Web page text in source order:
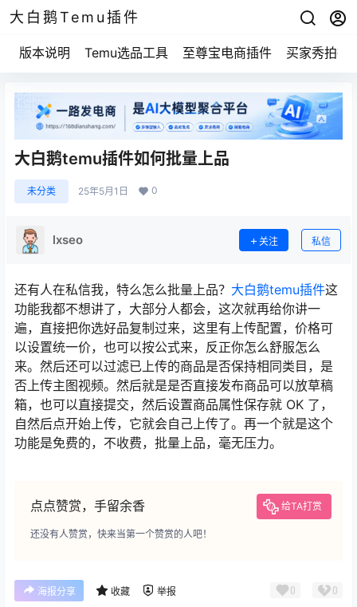
大白鹅Temu插件
版本说明 Temu选品工具 至尊宝电商插件 买家秀拍摄
大白鹅temu插件如何批量上品
未分类 25年5月1日 0
lxseo 关注 私信
还有人在私信我，特么怎么批量上品？ 大白鹅temu插件这
功能我都不想讲了，大部分人都会，这次就再给你讲一
遍，直接把你选好品复制过来，这里有上传配置，价格可
以设置统一价，也可以按公式来，反正你怎么舒服怎么
来。然后还可以过滤已上传的商品是否保持相同类目，是
否上传主图视频。然后就是是否直接发布商品可以放草稿
箱，也可以直接提交，然后设置商品属性保存就 OK 了，
自然后点开始上传，它就会自己上传了。再一个就是这个
功能是免费的，不收费，批量上品，毫无压力。
点点赞赏，手留余香 给TA打赏
还没有人赞赏，快来当第一个赞赏的人吧！
海报分享 收藏 举报 0 0